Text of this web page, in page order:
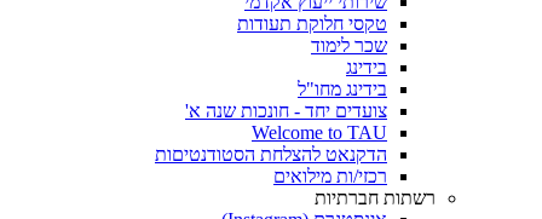
טקסי חלוקת תעודות
שכר לימוד
בידינג
בידינג מחו"ל
צועדים יחד - חונכות שנה א'
Welcome to TAU
הדקנאט להצלחת הסטודנטיםות
רכזי/ות מילואים
רשתות חברתיות